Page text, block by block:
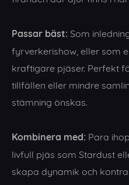
Passar bäst: Som
fyrverkerishow, eller som
kraftigare pjäser. Perfekt
tillfällen eller mindre
stämning önskas.
Kombinera med: Para
livfull pjäs som Stardust
skapa dynamik och